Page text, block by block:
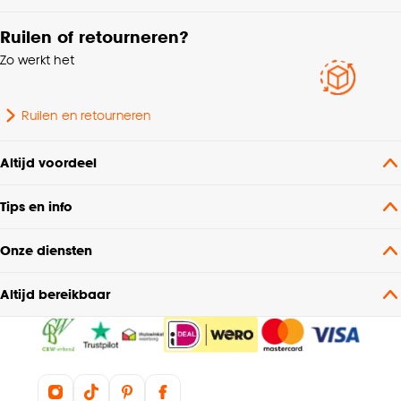
Ruilen of retourneren?
Zo werkt het
Ruilen en retourneren
Altijd voordeel
Tips en info
Onze diensten
Altijd bereikbaar